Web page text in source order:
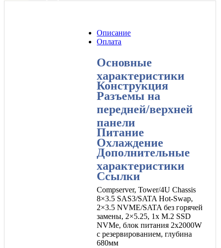
Описание
Оплата
Основные
характеристики
Конструкция
Разъемы на
передней/верхней
панели
Питание
Охлаждение
Дополнительные
характеристики
Ссылки
Compserver, Tower/4U Chassis
8×3.5 SAS3/SATA Hot-Swap,
2×3.5 NVME/SATA без горячей
замены, 2×5.25, 1x M.2 SSD
NVMe, блок питания 2x2000W
с резервированием, глубина
680мм